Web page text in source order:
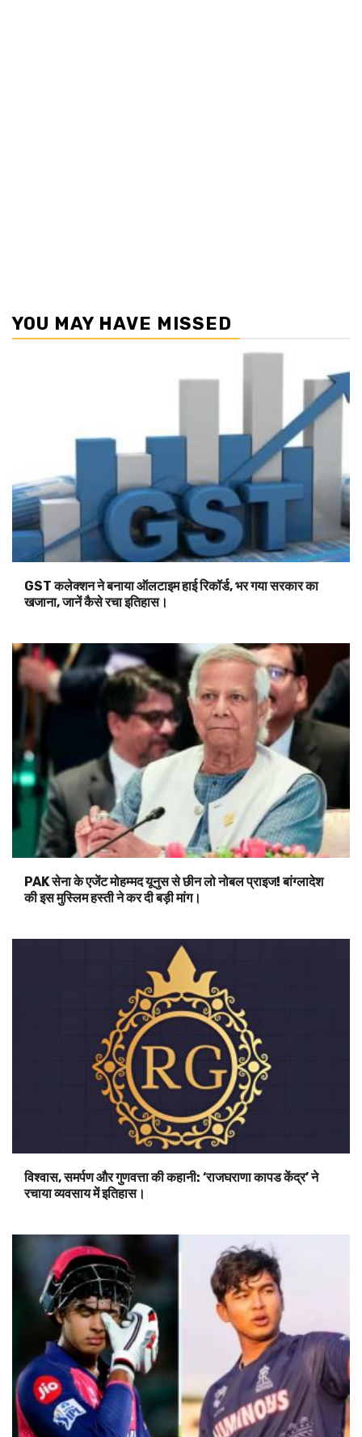
YOU MAY HAVE MISSED
GST कलेक्शन ने बनाया ऑलटाइम हाई रिकॉर्ड, भर गया सरकार का
खजाना, जानें कैसे रचा इतिहास।
PAK सेना के एजेंट मोहम्मद यूनुस से छीन लो नोबल प्राइज! बांग्लादेश
की इस मुस्लिम हस्ती ने कर दी बड़ी मांग।
विश्वास, समर्पण और गुणवत्ता की कहानी: ‘राजघराणा कापड केंद्र’ ने
रचाया व्यवसाय में इतिहास।